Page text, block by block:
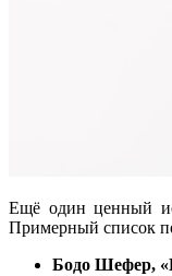
Ещё один ценный
Примерный список
Бодо Шефер,